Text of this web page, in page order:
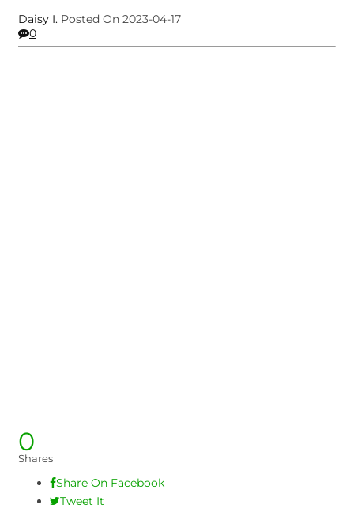
Daisy I. Posted On 2023-04-17
0
0
Shares
Share On Facebook
Tweet It